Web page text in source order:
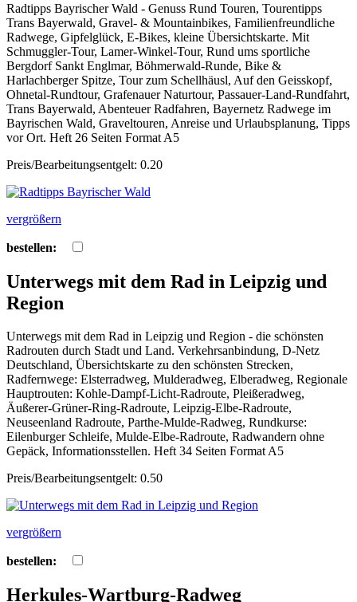
Radtipps Bayrischer Wald - Genuss Rund Touren, Tourentipps
Trans Bayerwald, Gravel- & Mountainbikes, Familienfreundliche
Radwege, Gipfelglück, E-Bikes, kleine Übersichtskarte. Mit
Schmuggler-Tour, Lamer-Winkel-Tour, Rund ums sportliche
Bergdorf Sankt Englmar, Böhmerwald-Runde, Bike &
Harlachberger Spitze, Tour zum Schellhäusl, Auf den Geisskopf,
Ohnetal-Rundtour, Grafenauer Naturtour, Passauer-Land-Rundfahrt,
Trans Bayerwald, Abenteuer Radfahren, Bayernetz Radwege im
Bayrischen Wald, Graveltouren, Anreise und Urlaubsplanung, Tipps
vor Ort. Heft 26 Seiten Format A5
Preis/Bearbeitungsentgelt: 0.20
vergrößern
bestellen:
Unterwegs mit dem Rad in Leipzig und
Region
Unterwegs mit dem Rad in Leipzig und Region - die schönsten
Radrouten durch Stadt und Land. Verkehrsanbindung, D-Netz
Deutschland, Übersichtskarte zu den schönsten Strecken,
Radfernwege: Elsterradweg, Mulderadweg, Elberadweg, Regionale
Hauptrouten: Kohle-Dampf-Licht-Radroute, Pleißeradweg,
Äußerer-Grüner-Ring-Radroute, Leipzig-Elbe-Radroute,
Neuseenland Radroute, Parthe-Mulde-Radweg, Rundkurse:
Eilenburger Schleife, Mulde-Elbe-Radroute, Radwandern ohne
Gepäck, Informationsstellen. Heft 34 Seiten Format A5
Preis/Bearbeitungsentgelt: 0.50
vergrößern
bestellen:
Herkules-Wartburg-Radweg